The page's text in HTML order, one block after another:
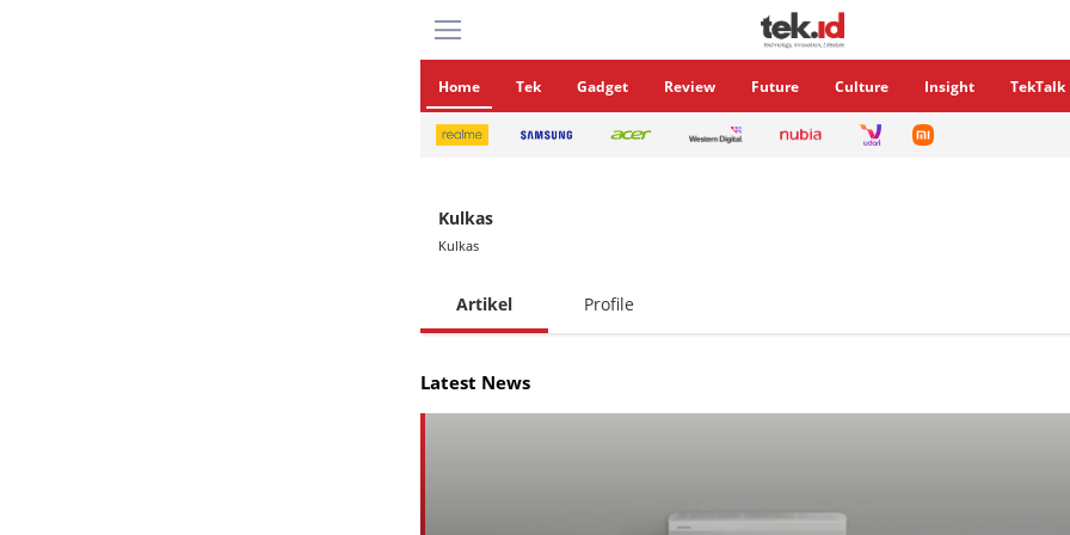
Home Tek Gadget Review Future Culture Insight TekTalk
Kulkas
Kulkas
Artikel Profile
Latest News